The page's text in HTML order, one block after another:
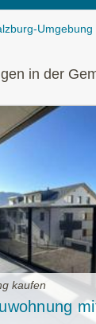
Umgebung
in der
kaufen